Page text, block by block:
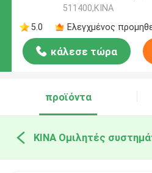
511400,ΚΙΝΑ
5.0
Ελεγχμένος
κάλεσε τώρα
προϊόντα
ΚΙΝΑ Ομιλητές